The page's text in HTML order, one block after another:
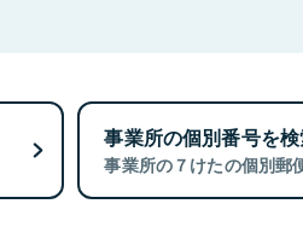
事業所の個別番号を
事業所の７けたの個別郵